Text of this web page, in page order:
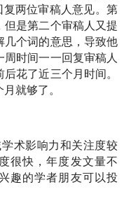
复两位审稿人意见。第
但是第二个审稿人又提
几个词的意思，导致他
时间一一回复审稿人
花了近三个月时间。
就够了。
术影响力和关注度较
很快，年度发文量不
趣的学者朋友可以投